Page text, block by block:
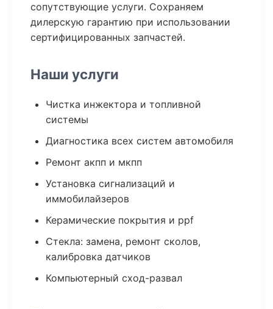
сопутствующие услуги. Сохраняем
дилерскую гарантию при использовании
сертифицированных запчастей.
Наши услуги
Чистка инжектора и топливной
системы
Диагностика всех систем автомобиля
Ремонт акпп и мкпп
Установка сигнализаций и
иммобилайзеров
Керамические покрытия и ppf
Стекла: замена, ремонт сколов,
калибровка датчиков
Компьютерный сход-развал